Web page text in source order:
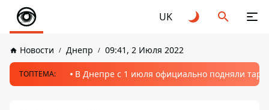
UK
Новости Днепр 09:41, 2 Июля 2022
ТОПТЕМА: В Днепре с 1 июля официально подняли